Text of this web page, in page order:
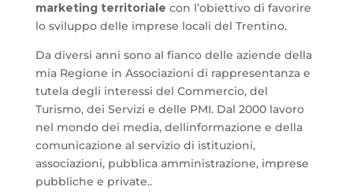
marketing territoriale con l’obiettivo di favorire
lo sviluppo delle imprese locali del Trentino.
Da diversi anni sono al fianco delle aziende della
mia Regione in Associazioni di rappresentanza e
tutela degli interessi del Commercio, del
Turismo, dei Servizi e delle PMI. Dal 2000 lavoro
nel mondo dei media, dellinformazione e della
comunicazione al servizio di istituzioni,
associazioni, pubblica amministrazione, imprese
pubbliche e private..